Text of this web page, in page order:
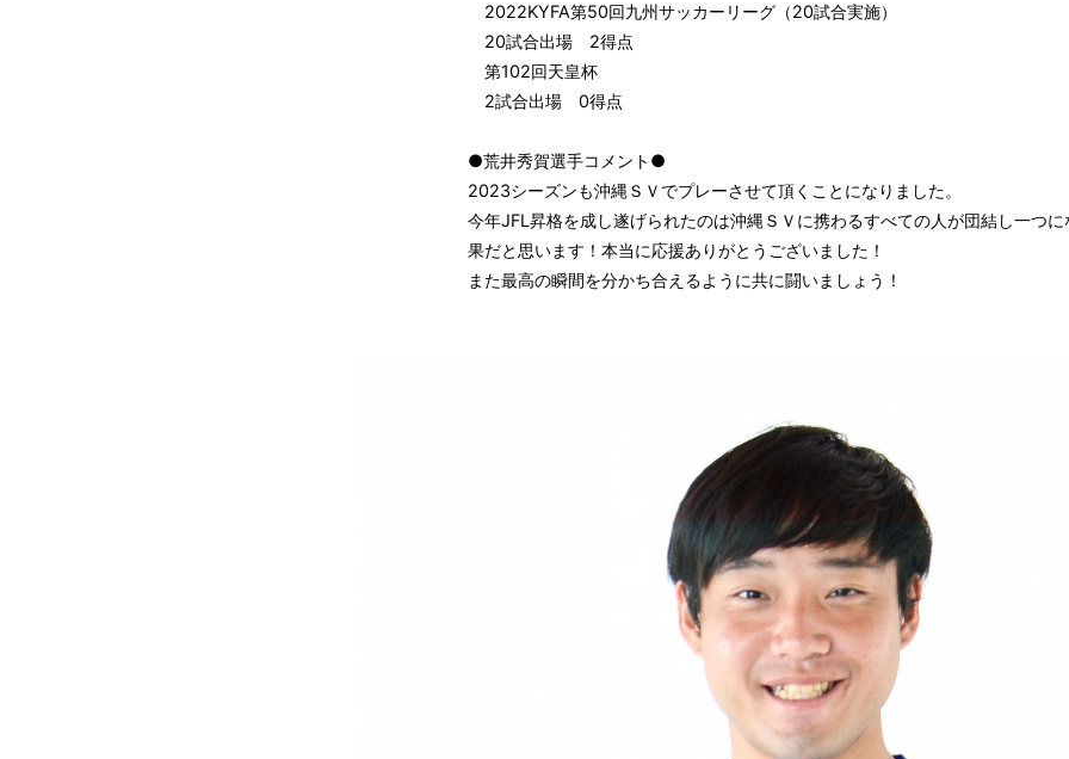
2022KYFA第50回九州サッカーリーグ（20試合実施）
20試合出場 2得点
第102回天皇杯
2試合出場 0得点
●荒井秀賀選手コメント●
2023シーズンも沖縄ＳＶでプレーさせて頂くことになりました。
今年JFL昇格を成し遂げられたのは沖縄ＳＶに携わるすべての人が団結し一つに
果だと思います！本当に応援ありがとうございました！
また最高の瞬間を分かち合えるように共に闘いましょう！